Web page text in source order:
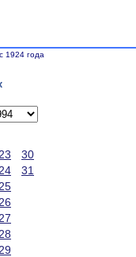
1924 года
23
30
24
31
25
26
27
28
29